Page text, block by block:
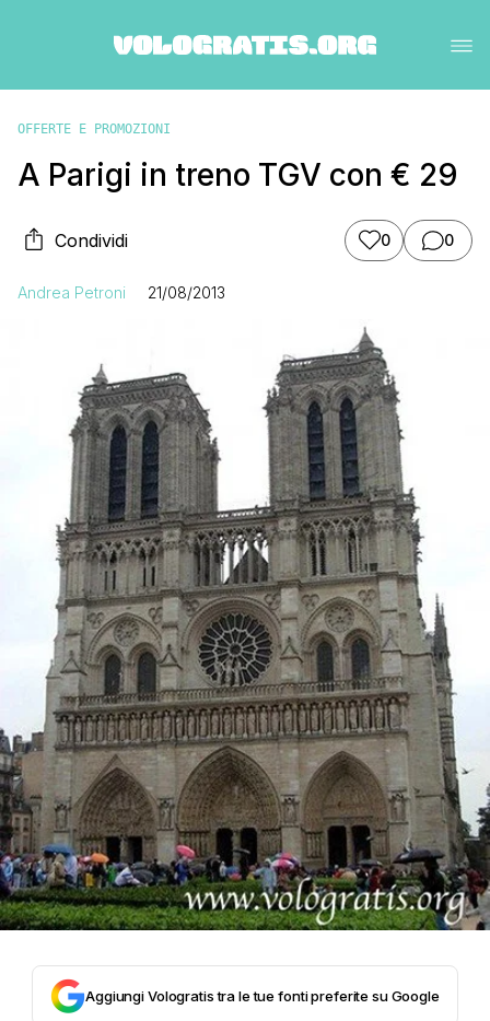
OFFERTE E PROMOZIONI
A Parigi in treno TGV con € 29
Condividi 0 0
Andrea Petroni 21/08/2013
Aggiungi Vologratis tra le tue fonti preferite su Google